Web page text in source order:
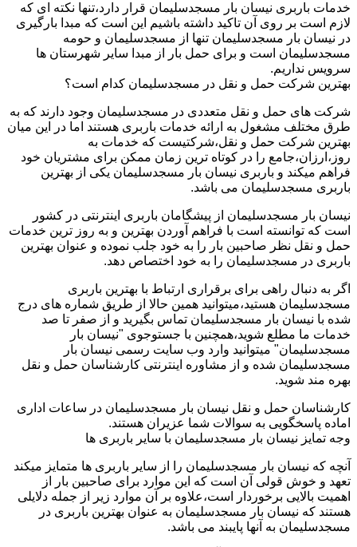
خدمات باربری نیسان بار مسجدسلیمان قرار دارد،تنها نکته ای که
لازم است بر روی آن تاکید داشته باشیم این است که مبدا بارگیری
در نیسان بار مسجدسلیمان تنها از مسجدسلیمان و حومه
مسجدسلیمان است و برای حمل بار از مبدا سایر شهرستان ها
سرویس نداریم.
بهترین شرکت حمل و نقل در مسجدسلیمان کدام است؟
شرکت های حمل و نقل متعددی در مسجدسلیمان وجود دارند که به
طرق مختلف مشغول به ارائه خدمات باربری هستند اما در این میان
بهترین شرکت حمل و نقل،شرکتیست که خدمات به
روز،ارزان،جامع را در کوتاه ترین زمان ممکن برای مشتریان خود
فراهم میکند و باربری نیسان بار مسجدسلیمان یکی از بهترین
باربری مسجدسلیمان می باشد.
نیسان بار مسجدسلیمان از پیشگامان باربری اینترنتی در کشور
است که توانسته است با فراهم آوردن بهترین و به روز ترین خدمات
حمل و نقل نظر صاحبین بار را به خود جلب نموده و عنوان بهترین
باربری در مسجدسلیمان را به خود اختصاص دهد.
اگر به دنبال راهی برای برقراری ارتباط با بهترین باربری
مسجدسلیمان هستید،میتوانید همین حالا از طریق شماره های درج
شده با نیسان بار مسجدسلیمان تماس بگیرید و از صفر تا صد
خدمات ما مطلع شوید،همچنین با جستوجوی "نیسان بار
مسجدسلیمان" میتوانید وارد وب سایت رسمی نیسان بار
مسجدسلیمان شده و از مشاوره اینترنتی کارشناسان حمل و نقل
بهره مند شوید.
کارشناسان حمل و نقل نیسان بار مسجدسلیمان در ساعات اداری
اماده پاسخگویی به سوالات شما عزیران هستند.
وجه تمایز نیسان بار مسجدسلیمان با سایر باربری ها
آنچه که نیسان بار مسجدسلیمان را از سایر باربری ها متمایز میکند
تعهد و خوش قولی آن است که این موارد برای صاحبین بار از
اهمیت بالایی برخوردار است،علاوه بر آن موارد زیر از جمله دلایلی
هستند که نیسان بار مسجدسلیمان به عنوان بهترین باربری در
مسجدسلیمان به آنها پایبند می باشد.